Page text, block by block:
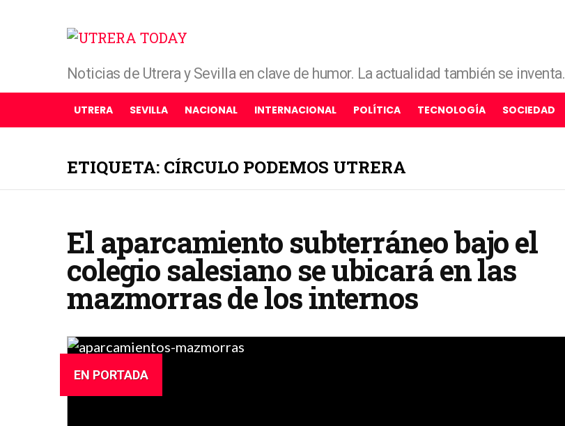
Noticias de Utrera y Sevilla en clave de humor. La actualidad también se inventa.
UTRERA SEVILLA NACIONAL INTERNACIONAL POLÍTICA TECNOLOGÍA SOCIEDAD
ETIQUETA: CÍRCULO PODEMOS UTRERA
El aparcamiento subterráneo bajo el
colegio salesiano se ubicará en las
mazmorras de los internos
EN PORTADA